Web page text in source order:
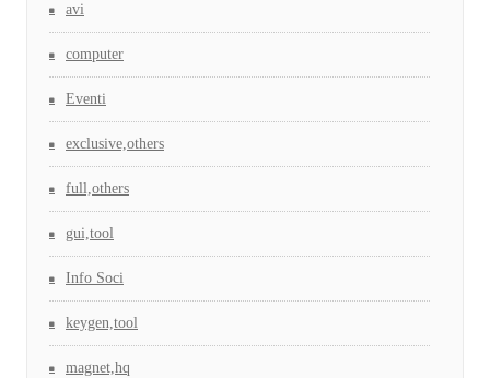
avi
computer
Eventi
exclusive,others
full,others
gui,tool
Info Soci
keygen,tool
magnet,hq